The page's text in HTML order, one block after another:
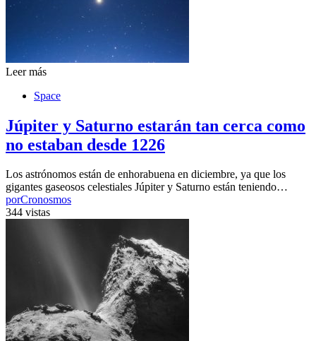
Leer más
Space
Júpiter y Saturno estarán tan cerca como
no estaban desde 1226
Los astrónomos están de enhorabuena en diciembre, ya que los
gigantes gaseosos celestiales Júpiter y Saturno están teniendo…
porCronosmos
344 vistas